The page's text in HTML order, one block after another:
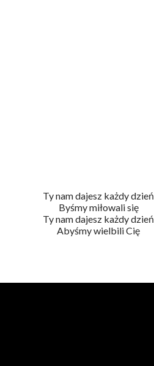
Ty nam dajesz każdy dzień
Byśmy miłowali się
Ty nam dajesz każdy dzień
Abyśmy wielbili Cię